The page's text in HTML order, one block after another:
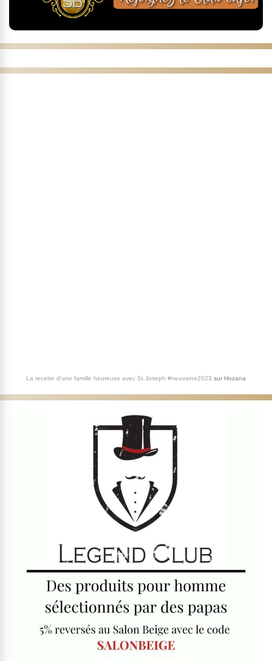
La recette d'une famille heureuse avec St Joseph #neuvaine2023 sur Hozana